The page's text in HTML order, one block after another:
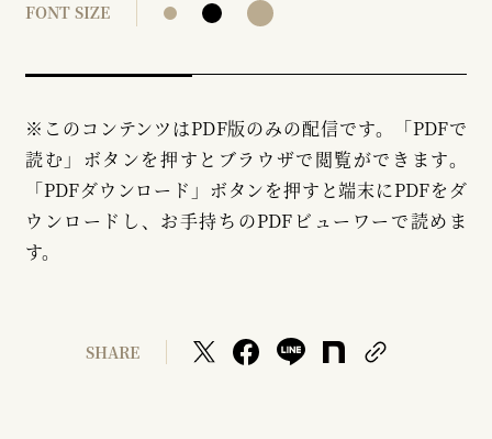
FONT SIZE
※このコンテンツはPDF版のみの配信です。「PDFで
読む」ボタンを押すとブラウザで閲覧ができます。
「PDFダウンロード」ボタンを押すと端末にPDFをダ
ウンロードし、お手持ちのPDFビューワーで読めま
す。
SHARE